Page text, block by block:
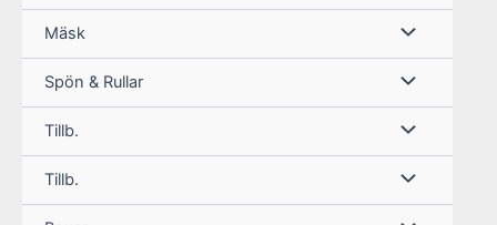
Mäsk
Spön & Rullar
Tillb.
Tillb.